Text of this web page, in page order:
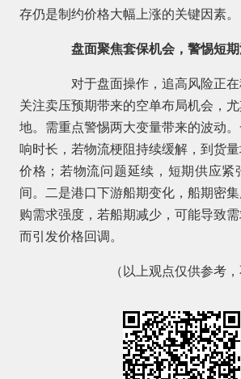
存仍是制约价格大幅上涨的关键因素。
盘面聚焦套保机会，警惕短期
对于盘面操作，追高风险正在
关注卖压预期带来的空单布局机会，
地。需重点警惕两大变量带来的波动
响时长，若物流梗阻持续缓解，到货
价格；若物流问题延续，短期供应紧
间。二是港口下游船期变化，船期密
购需求强度，若船期减少，可能导致
而引发价格回调。
（以上观点仅供参考